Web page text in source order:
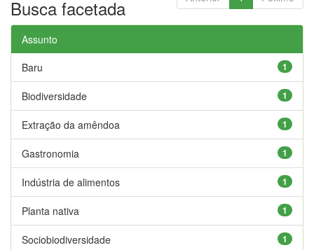
Busca facetada
Assunto
1
Baru
1
Biodiversidade
1
Extração da amêndoa
1
Gastronomia
1
Indústria de alimentos
1
Planta nativa
1
Sociobiodiversidade